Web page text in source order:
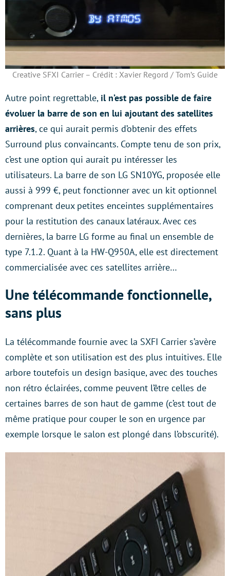
Creative SFXI Carrier – Crédit : Xavier Regord / Tom’s Guide
Autre point regrettable, il n’est pas possible de faire
évoluer la barre de son en lui ajoutant des satellites
arrières, ce qui aurait permis d’obtenir des effets
Surround plus convaincants. Compte tenu de son prix,
c’est une option qui aurait pu intéresser les
utilisateurs. La barre de son LG SN10YG, proposée elle
aussi à 999 €, peut fonctionner avec un kit optionnel
comprenant deux petites enceintes supplémentaires
pour la restitution des canaux latéraux. Avec ces
dernières, la barre LG forme au final un ensemble de
type 7.1.2. Quant à la HW-Q950A, elle est directement
commercialisée avec ces satellites arrière…
Une télécommande fonctionnelle,
sans plus
La télécommande fournie avec la SXFI Carrier s’avère
complète et son utilisation est des plus intuitives. Elle
arbore toutefois un design basique, avec des touches
non rétro éclairées, comme peuvent l’être celles de
certaines barres de son haut de gamme (c’est tout de
même pratique pour couper le son en urgence par
exemple lorsque le salon est plongé dans l’obscurité).